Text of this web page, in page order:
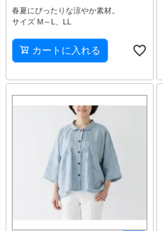
春夏にぴったりな涼やか素材。
サイズ M～L、LL
カートに入れる